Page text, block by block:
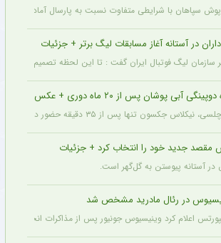
سپاهان با شرایطی متفاوت نسبت به پارسال آماده شروع
در آستانه آغاز مسابقات لیگ برتر + جزئیات
لیگ فوتبال ایران گفت : تا این لحظه تصمیم بر این
آبی پوشان پس از ۲۰ ماه دوری + عکس
تعویض شد و در همین مسابقه میخایلو مودریک نخستین بازی خود را پس از ۲۰ ماه برای چلسی انجام داد.
مقصد جدید خود را انتخاب کرد + جزئیات
در آستانه پیوستن به گل‌گهر است.
در رئال مادرید مشخص شد
اعلام کرد وینیسیوس جونیور پس از مذاکرات انجام شده